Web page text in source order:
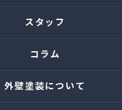
スタッフ
コラム
外壁塗装について